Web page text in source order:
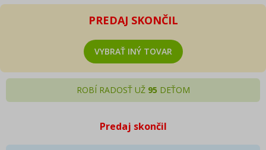
PREDAJ SKONČIL
VYBRAŤ INÝ TOVAR
ROBÍ RADOSŤ UŽ 95 DEŤOM
Predaj skončil